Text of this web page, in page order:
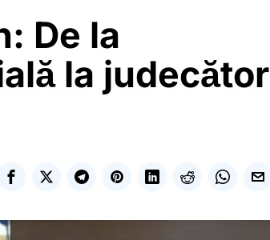
De la
la judecător